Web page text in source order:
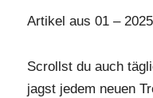
Artikel aus 01 –
Scrollst du auch
jagst jedem neuen